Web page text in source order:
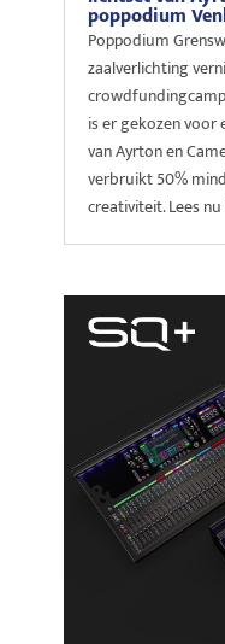
poppodium
Poppodium
zaalverlichting
is er gekozen voor
van Ayrton en
verbruikt 50%
creativiteit. Lees